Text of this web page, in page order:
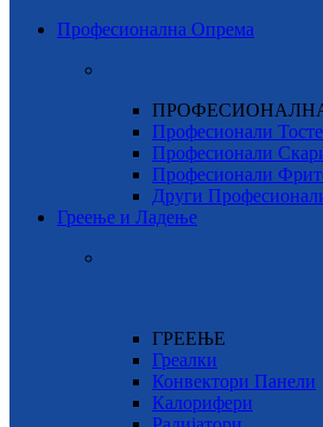
Професионална Опрема
Професионали
Професионали
Професионали
Други
Греење и Ладење
ГРЕЕЊЕ
Греалки
Конвектори Панели
Калорифери